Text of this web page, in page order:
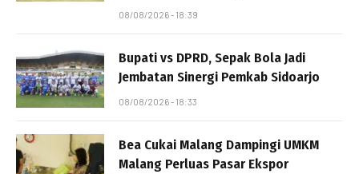
08/08/2026 - 18:39
Bupati vs DPRD, Sepak Bola Jadi
Jembatan Sinergi Pemkab Sidoarjo
08/08/2026 - 18:33
Bea Cukai Malang Dampingi UMKM
Malang Perluas Pasar Ekspor